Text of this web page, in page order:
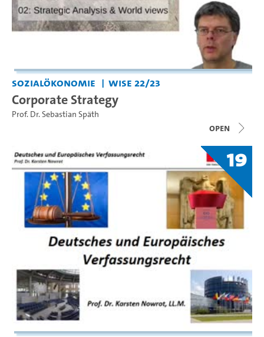
Sozialökonomie WiSe 22/23
Corporate Strategy
Prof. Dr. Sebastian Späth
open
19